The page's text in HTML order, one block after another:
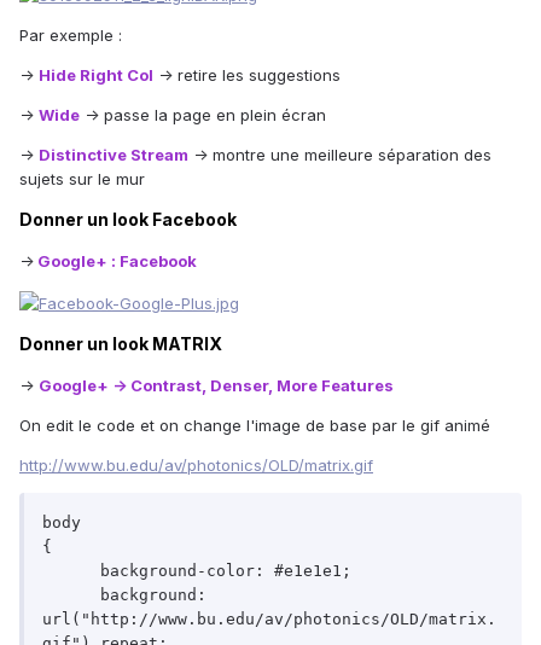
Par exemple :
-> Hide Right Col -> retire les suggestions
-> Wide -> passe la page en plein écran
-> Distinctive Stream -> montre une meilleure séparation des
sujets sur le mur
Donner un look Facebook
-> Google+ : Facebook
Donner un look MATRIX
-> Google+ -> Contrast, Denser, More Features
On edit le code et on change l'image de base par le gif animé
http://www.bu.edu/av/photonics/OLD/matrix.gif
body
{
url("http://www.bu.edu/av/photonics/OLD/matrix.